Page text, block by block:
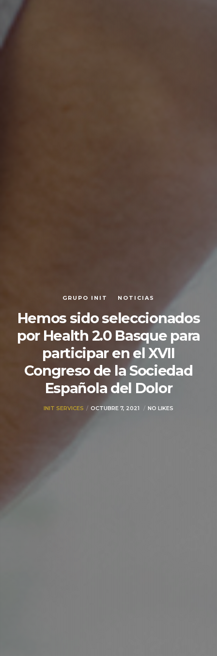
GRUPO INIT NOTICIAS
Hemos sido seleccionados
por Health 2.0 Basque para
participar en el XVII
Congreso de la Sociedad
Española del Dolor
INIT SERVICES OCTUBRE 7, 2021 NO LIKES